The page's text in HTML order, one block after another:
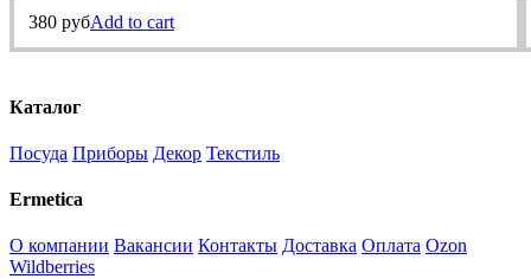
380 рубAdd to cart
Каталог
Посуда Приборы Декор Текстиль
Ermetica
О компании Вакансии Контакты Доставка Оплата Ozon
Wildberries